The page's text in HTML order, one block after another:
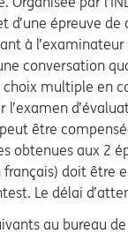
épreuve
à
conversation
multiple en
être
aux 2
français) doit être
Le délai
au bureau